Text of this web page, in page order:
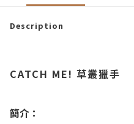
Description
CATCH ME! 草叢獵手
簡介：